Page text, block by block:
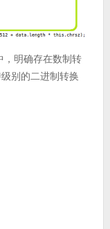
，明确存在数制转
别的二进制转换